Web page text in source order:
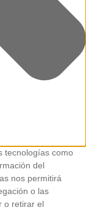
tecnologías como
del
nos permitirá
o las
o retirar el